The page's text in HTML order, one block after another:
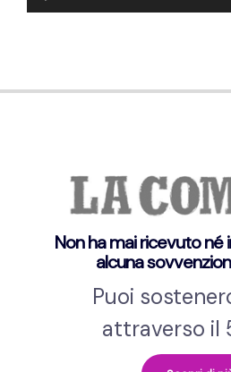
de
Non ha mai ricevuto
alcuna
Puoi
attraverso il